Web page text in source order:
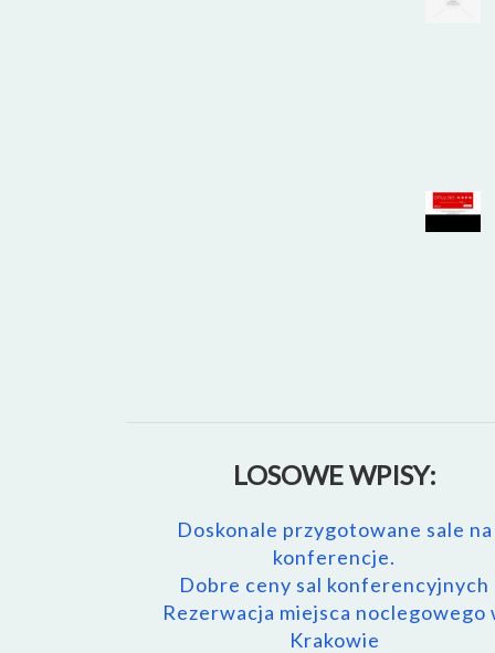
LOSOWE WPISY:
Doskonale przygotowane sale na
konferencje.
Dobre ceny sal konferencyjnych
Rezerwacja miejsca noclegowego
Krakowie